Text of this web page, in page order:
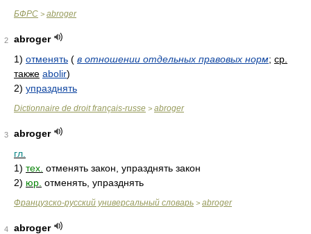
БФРС > abroger
2
abroger
1) отменять ( в отношении отдельных правовых норм; ср.
также abolir)
2) упразднять
Dictionnaire de droit français-russe > abroger
3
abroger
гл.
1) тех. отменять закон, упразднять закон
2) юр. отменять, упразднять
Французско-русский универсальный словарь > abroger
4
abroger